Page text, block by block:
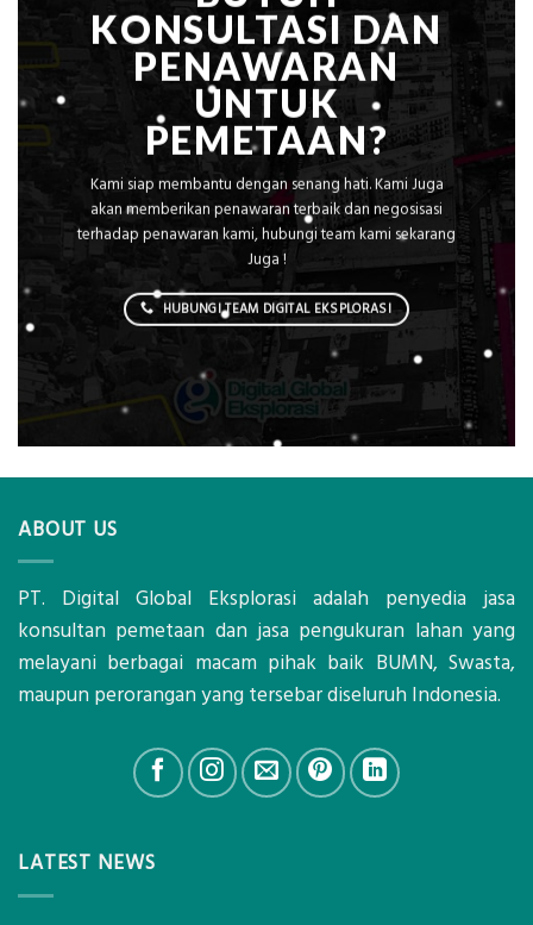
KONSULTASI DAN
PENAWARAN
UNTUK
PEMETAAN?
Kami siap membantu dengan senang hati. Kami Juga
akan memberikan penawaran terbaik dan negosisasi
terhadap penawaran kami, hubungi team kami sekarang
Juga !
HUBUNGI TEAM DIGITAL EKSPLORASI
ABOUT US
PT. Digital Global Eksplorasi adalah penyedia jasa
konsultan pemetaan dan jasa pengukuran lahan yang
melayani berbagai macam pihak baik BUMN, Swasta,
maupun perorangan yang tersebar diseluruh Indonesia.
LATEST NEWS